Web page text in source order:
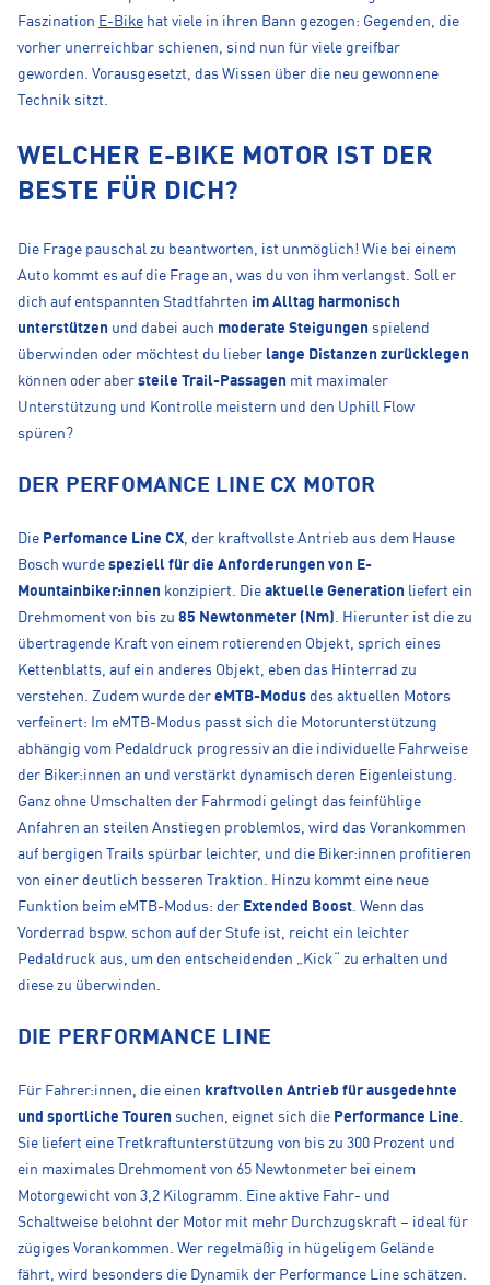
Faszination E-Bike hat viele in ihren Bann gezogen: Gegenden, die
vorher unerreichbar schienen, sind nun für viele greifbar
geworden. Vorausgesetzt, das Wissen über die neu gewonnene
Technik sitzt.
WELCHER E-BIKE MOTOR IST DER
BESTE FÜR DICH?
Die Frage pauschal zu beantworten, ist unmöglich! Wie bei einem
Auto kommt es auf die Frage an, was du von ihm verlangst. Soll er
dich auf entspannten Stadtfahrten im Alltag harmonisch
unterstützen und dabei auch moderate Steigungen spielend
überwinden oder möchtest du lieber lange Distanzen zurücklegen
können oder aber steile Trail-Passagen mit maximaler
Unterstützung und Kontrolle meistern und den Uphill Flow
spüren?
DER PERFOMANCE LINE CX MOTOR
Die Perfomance Line CX , der kraftvollste Antrieb aus dem Hause
Bosch wurde speziell für die Anforderungen von E-
Mountainbiker:innen konzipiert. Die aktuelle Generation liefert ein
Drehmoment von bis zu 85 Newtonmeter (Nm) . Hierunter ist die zu
übertragende Kraft von einem rotierenden Objekt, sprich eines
Kettenblatts, auf ein anderes Objekt, eben das Hinterrad zu
verstehen. Zudem wurde der eMTB-Modus des aktuellen Motors
verfeinert: Im eMTB-Modus passt sich die Motorunterstützung
abhängig vom Pedaldruck progressiv an die individuelle Fahrweise
der Biker:innen an und verstärkt dynamisch deren Eigenleistung.
Ganz ohne Umschalten der Fahrmodi gelingt das feinfühlige
Anfahren an steilen Anstiegen problemlos, wird das Vorankommen
auf bergigen Trails spürbar leichter, und die Biker:innen profitieren
von einer deutlich besseren Traktion. Hinzu kommt eine neue
Funktion beim eMTB-Modus: der Extended Boost . Wenn das
Vorderrad bspw. schon auf der Stufe ist, reicht ein leichter
Pedaldruck aus, um den entscheidenden „Kick“ zu erhalten und
diese zu überwinden.
DIE PERFORMANCE LINE
Für Fahrer:innen, die einen kraftvollen Antrieb für ausgedehnte
und sportliche Touren suchen, eignet sich die Performance Line
Sie liefert eine Tretkraftunterstützung von bis zu 300 Prozent und
ein maximales Drehmoment von 65 Newtonmeter bei einem
Motorgewicht von 3,2 Kilogramm. Eine aktive Fahr- und
Schaltweise belohnt der Motor mit mehr Durchzugskraft – ideal für
zügiges Vorankommen. Wer regelmäßig in hügeligem Gelände
fährt, wird besonders die Dynamik der Performance Line schätzen.